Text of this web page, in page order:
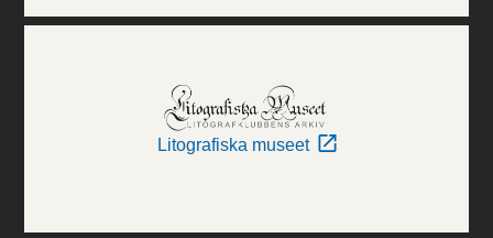
Litografiska museet